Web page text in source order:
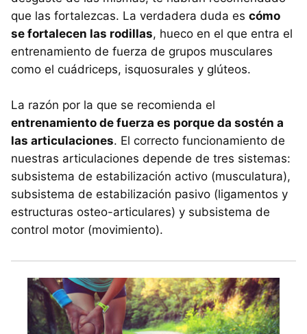
que las fortalezcas. La verdadera duda es cómo
se fortalecen las rodillas, hueco en el que entra el
entrenamiento de fuerza de grupos musculares
como el cuádriceps, isquosurales y glúteos.
La razón por la que se recomienda el
entrenamiento de fuerza es porque da sostén a
las articulaciones. El correcto funcionamiento de
nuestras articulaciones depende de tres sistemas:
subsistema de estabilización activo (musculatura),
subsistema de estabilización pasivo (ligamentos y
estructuras osteo-articulares) y subsistema de
control motor (movimiento).